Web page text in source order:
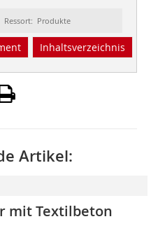
Ressort: Produkte
Inhaltsverzeichnis
Artikel:
mit Textilbeton